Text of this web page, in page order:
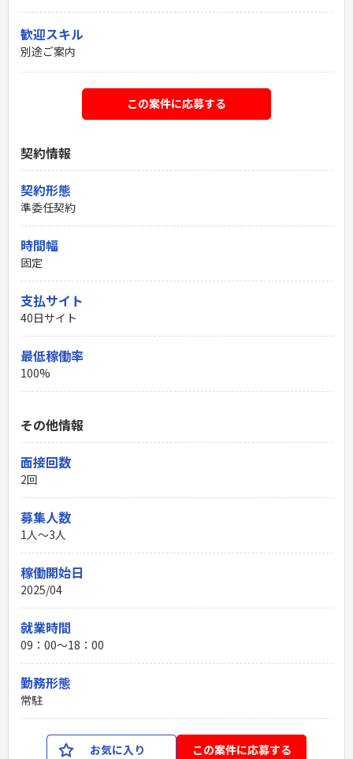
歓迎スキル
別途ご案内
この案件に応募する
契約情報
契約形態
準委任契約
時間幅
固定
支払サイト
40日サイト
最低稼働率
100%
その他情報
面接回数
2回
募集人数
1人～3人
稼働開始日
2025/04
就業時間
09：00〜18：00
勤務形態
常駐
お気に入り この案件に応募する